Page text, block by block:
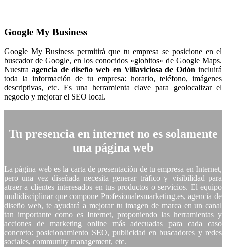
Google My Business
Google My Business permitirá que tu empresa se posicione en el
buscador de Google, en los conocidos «globitos» de Google Maps.
Nuestra agencia de diseño web en Villaviciosa de Odón incluirá
toda la información de tu empresa: horario, teléfono, imágenes
descriptivas, etc. Es una herramienta clave para geolocalizar el
negocio y mejorar el SEO local.
Tu presencia en internet no es solamente
una página web
La página web es la carta de presentación de tu empresa en Internet,
pero una vez diseñada necesita generar tráfico y visibilidad para
atraer a clientes interesados en tus productos o servicios. El equipo
multidisciplinar que compone Profesionalesmarketing.es, agencia de
diseño web, te ayudará a mejorar tu imagen de marca en un canal
tan importante como es Internet, proponiendo las herramientas y
acciones de marketing online más adecuadas para cada caso
concreto: posicionamiento SEO, publicidad en buscadores y redes
sociales, community management, etc.